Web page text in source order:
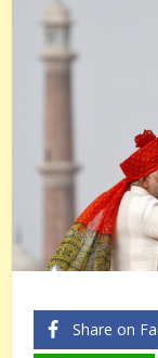
Share on